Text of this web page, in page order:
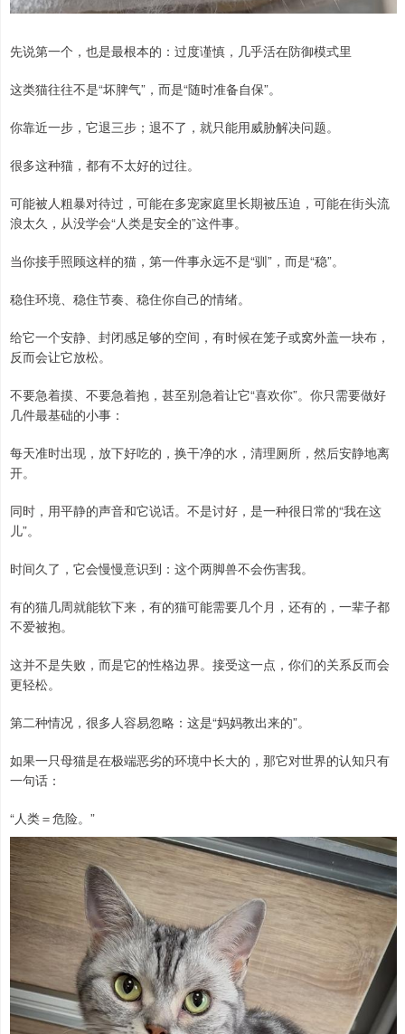
先说第一个，也是最根本的：过度谨慎，几乎活在防御模式里
这类猫往往不是“坏脾气”，而是“随时准备自保”。
你靠近一步，它退三步；退不了，就只能用威胁解决问题。
很多这种猫，都有不太好的过往。
可能被人粗暴对待过，可能在多宠家庭里长期被压迫，可能在街头流
浪太久，从没学会“人类是安全的”这件事。
当你接手照顾这样的猫，第一件事永远不是“驯”，而是“稳”。
稳住环境、稳住节奏、稳住你自己的情绪。
给它一个安静、封闭感足够的空间，有时候在笼子或窝外盖一块布，
反而会让它放松。
不要急着摸、不要急着抱，甚至别急着让它“喜欢你”。你只需要做好
几件最基础的小事：
每天准时出现，放下好吃的，换干净的水，清理厕所，然后安静地离
开。
同时，用平静的声音和它说话。不是讨好，是一种很日常的“我在这
儿”。
时间久了，它会慢慢意识到：这个两脚兽不会伤害我。
有的猫几周就能软下来，有的猫可能需要几个月，还有的，一辈子都
不爱被抱。
这并不是失败，而是它的性格边界。接受这一点，你们的关系反而会
更轻松。
第二种情况，很多人容易忽略：这是“妈妈教出来的”。
如果一只母猫是在极端恶劣的环境中长大的，那它对世界的认知只有
一句话：
“人类＝危险。”